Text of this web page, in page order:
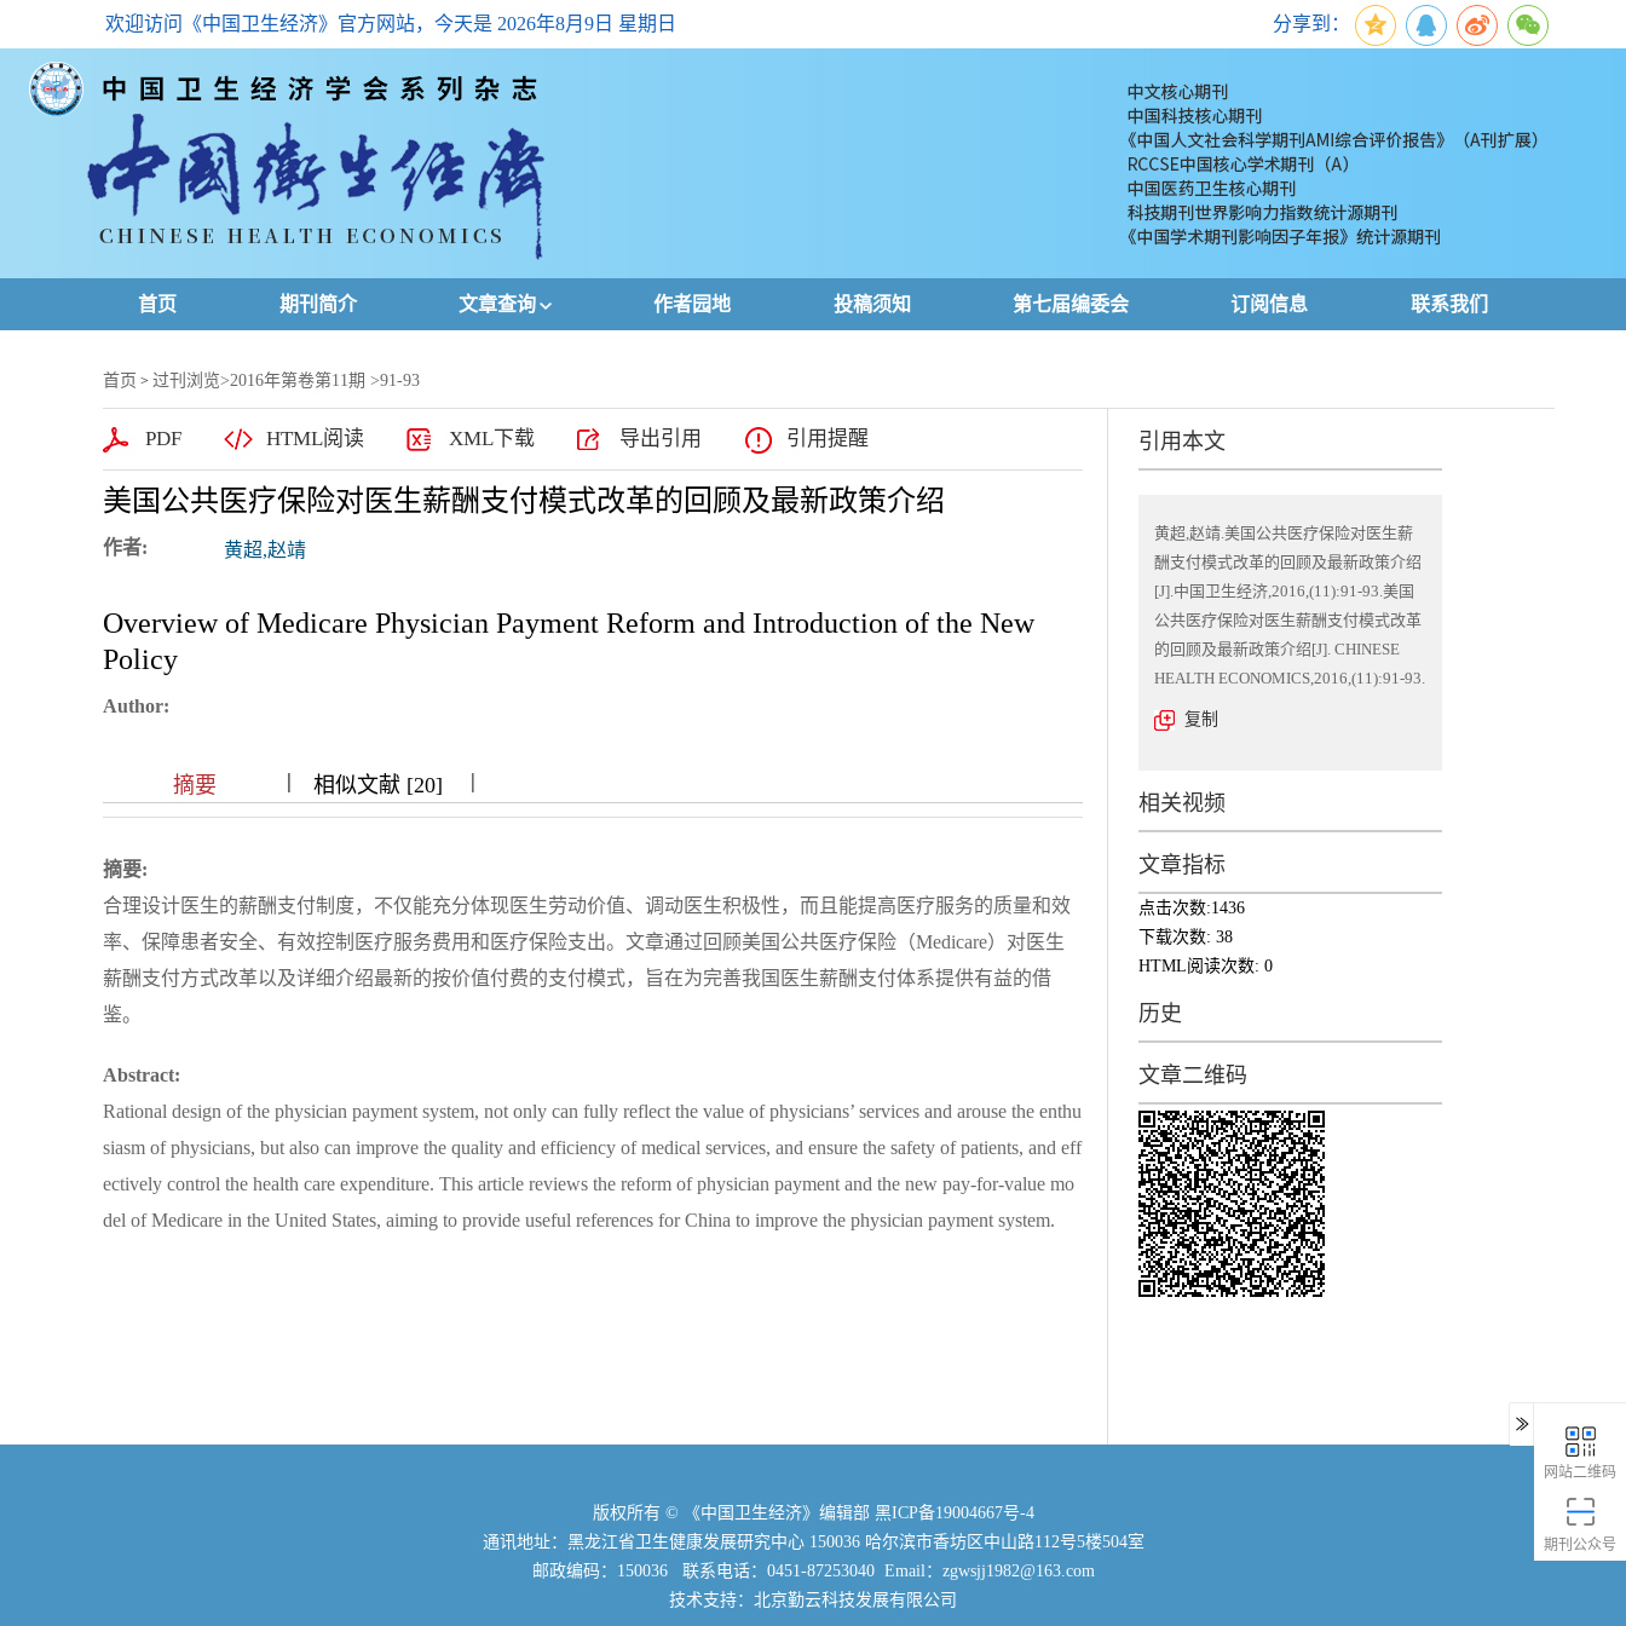
欢迎访问《中国卫生经济》官方网站，今天是 2026年8月9日 星期日 分享到：
首页 期刊简介 文章查询
高级查询
下载排名
作者园地 投稿须知 第七届编委会 订阅信息 联系我们
首页 > 过刊浏览>2016年第卷第11期 >91-93
PDF HTML阅读 XML下载 导出引用 引用提醒
美国公共医疗保险对医生薪酬支付模式改革的回顾及最新政策介绍
作者: 黄超,赵靖
Overview of Medicare Physician Payment Reform and Introduction of the New
Policy
Author:
摘要 |||| 相似文献 [20] |||
摘要:
合理设计医生的薪酬支付制度，不仅能充分体现医生劳动价值、调动医生积极性，而且能提高医疗服务的质量和效
率、保障患者安全、有效控制医疗服务费用和医疗保险支出。文章通过回顾美国公共医疗保险（Medicare）对医生
薪酬支付方式改革以及详细介绍最新的按价值付费的支付模式，旨在为完善我国医生薪酬支付体系提供有益的借
鉴。
Abstract:
Rational design of the physician payment system, not only can fully reflect the value of physicians’ services and arouse the enthu
siasm of physicians, but also can improve the quality and efficiency of medical services, and ensure the safety of patients, and eff
ectively control the health care expenditure. This article reviews the reform of physician payment and the new pay-for-value mo
del of Medicare in the United States, aiming to provide useful references for China to improve the physician payment system.
引用本文
黄超,赵靖.美国公共医疗保险对医生薪
酬支付模式改革的回顾及最新政策介绍
[J].中国卫生经济,2016,(11):91-93.美国
公共医疗保险对医生薪酬支付模式改革
的回顾及最新政策介绍[J]. CHINESE
HEALTH ECONOMICS,2016,(11):91-93.
复制
相关视频
文章指标
点击次数:1436
下载次数: 38
HTML阅读次数: 0
历史
文章二维码
版权所有 © 《中国卫生经济》编辑部 黑ICP备19004667号-4
通讯地址：黑龙江省卫生健康发展研究中心 150036 哈尔滨市香坊区中山路112号5楼504室
邮政编码：150036 联系电话：0451-87253040 Email：zgwsjj1982@163.com
技术支持：北京勤云科技发展有限公司
网站二维码
期刊公众号